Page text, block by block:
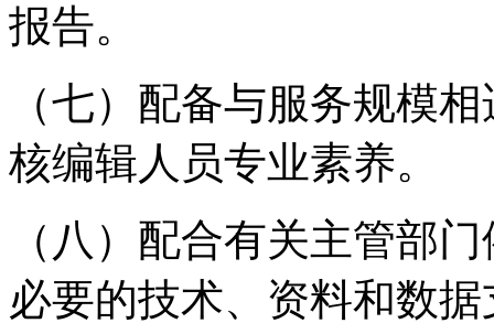
报告。
（七）配备与服务规模
核编辑人员专业素养。
（八）配合有关主管部
必要的技术、资料和数